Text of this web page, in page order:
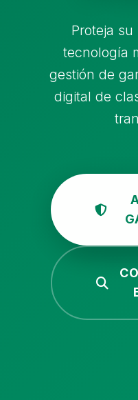
Proteja
tecnología
gestión de
digital de